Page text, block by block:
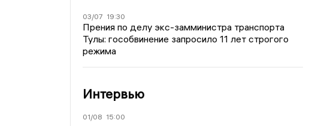
03/07 19:30
Прения по делу экс-замминистра транспорта
Тулы: гособвинение запросило 11 лет строгого
режима
Интервью
01/08 15:00